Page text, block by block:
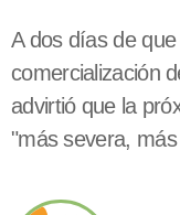
A dos días de
comercialización
advirtió que la
"más severa,